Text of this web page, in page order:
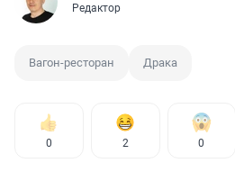
Редактор
Вагон-ресторан Драка
0 2 0